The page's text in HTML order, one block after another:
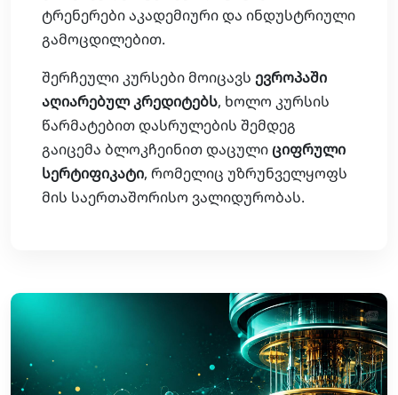
ტრენერები აკადემიური და ინდუსტრიული
გამოცდილებით.
შერჩეული კურსები მოიცავს ევროპაში
აღიარებულ კრედიტებს, ხოლო კურსის
წარმატებით დასრულების შემდეგ
გაიცემა ბლოკჩეინით დაცულიციფრული
სერტიფიკატი, რომელიც უზრუნველყოფს
მის საერთაშორისო ვალიდურობას.